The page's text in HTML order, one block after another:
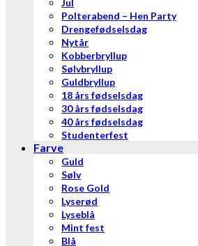
Jul
Polterabend – Hen Party
Drengefødselsdag
Nytår
Kobberbryllup
Sølvbryllup
Guldbryllup
18 års fødselsdag
30 års fødselsdag
40 års fødselsdag
Studenterfest
Farve
Guld
Sølv
Rose Gold
Lyserød
Lyseblå
Mint fest
Blå